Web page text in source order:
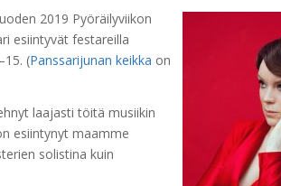
2019 Pyöräilyviikon
esiintyvät festareilla
(Panssarijunan keikka on
laajasti töitä musiikin
esiintynyt maamme
solistina kuin